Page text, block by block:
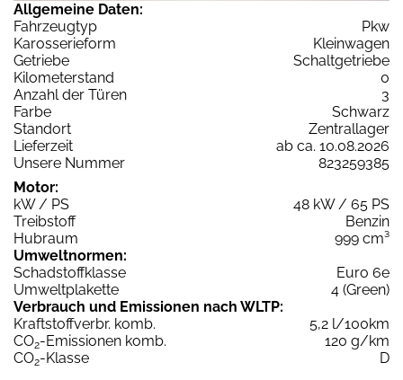
Allgemeine Daten:
Fahrzeugtyp
Pkw
Karosserieform
Kleinwagen
Getriebe
Schaltgetriebe
Kilometerstand
0
Anzahl der Türen
3
Farbe
Schwarz
Standort
Zentrallager
Lieferzeit
ab ca. 10.08.2026
Unsere Nummer
823259385
Motor:
kW / PS
48 kW / 65 PS
Treibstoff
Benzin
Hubraum
999 cm³
Umweltnormen:
Schadstoffklasse
Euro 6e
Umweltplakette
4 (Green)
Verbrauch und Emissionen nach WLTP:
Kraftstoffverbr. komb.
5,2 l/100km
CO2-Emissionen komb.
120 g/km
CO2-Klasse
D